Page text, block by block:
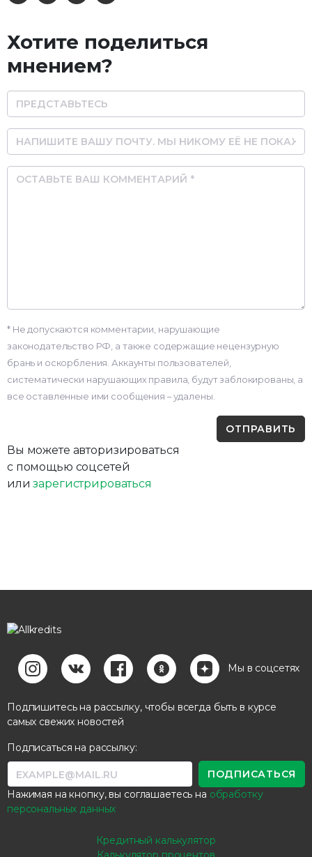
Хотите поделиться
мнением?
Name
Email
Comment
* Не допускаются комментарии, нарушающие
законодательство РФ, а также содержащие нецензурную
брань и оскорбления. Аккаунты пользователей,
систематически нарушающих правила, будут заблокированы, а
все оставленные ими сообщения – удалены.
Вы можете авторизироваться
с помощью соцсетей
илизарегистрироваться
Мы в соцсетях
Подпишитесь на рассылку, чтобы всегда быть в курсе
самых свежих новостей
Подписаться на рассылку:
Нажимая на кнопку, вы соглашаетесь на обработку
персональных данных
Кредитный калькулятор